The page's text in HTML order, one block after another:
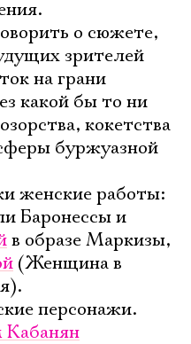
о сюжете,
зрителей
на грани
какой бы то ни
кокетства
буржуазной
женские работы:
Баронессы и
в образе Маркизы,
(Женщина в
персонажи.